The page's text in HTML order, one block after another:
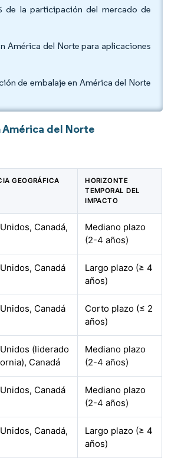
de la participación del mercado de
América del Norte para aplicaciones
de embalaje en América del Norte
del Norte
GEOGRÁFICA
HORIZONTE
TEMPORAL DEL
IMPACTO
Canadá,
Mediano plazo
(2-4 años)
Canadá
Largo plazo (≥ 4
años)
Canadá
Corto plazo (≤ 2
años)
(liderado
Canadá
Mediano plazo
(2-4 años)
Canadá
Mediano plazo
(2-4 años)
Canadá,
Largo plazo (≥ 4
años)